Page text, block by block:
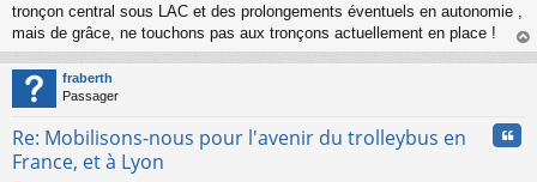
tronçon central sous LAC et des prolongements éventuels en autonomie ,
mais de grâce, ne touchons pas aux tronçons actuellement en place !
au
fraberth
Passager
Re: Mobilisons-nous pour l'avenir du trolleybus en
France, et à Lyon